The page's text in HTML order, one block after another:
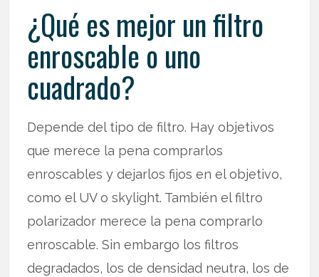
¿Qué es mejor un filtro
enroscable o uno
cuadrado?
Depende del tipo de filtro. Hay objetivos
que merece la pena comprarlos
enroscables y dejarlos fijos en el objetivo,
como el UV o skylight. También el filtro
polarizador merece la pena comprarlo
enroscable. Sin embargo los filtros
degradados, los de densidad neutra, los de